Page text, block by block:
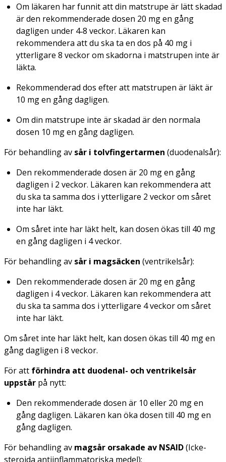
Om läkaren har funnit att din matstrupe är lätt skadad
är den rekommenderade dosen 20 mg en gång
dagligen under 4‑8 veckor. Läkaren kan
rekommendera att du ska ta en dos på 40 mg i
ytterligare 8 veckor om skadorna i matstrupen inte är
läkta.
Rekommenderad dos efter att matstrupen är läkt är
10 mg en gång dagligen.
Om din matstrupe inte är skadad är den normala
dosen 10 mg en gång dagligen.
För behandling av sår i tolvfingertarmen (duodenalsår):
Den rekommenderade dosen är 20 mg en gång
dagligen i 2 veckor. Läkaren kan rekommendera att
du ska ta samma dos i ytterligare 2 veckor om såret
inte har läkt.
Om såret inte har läkt helt, kan dosen ökas till 40 mg
en gång dagligen i 4 veckor.
För behandling av sår i magsäcken (ventrikelsår):
Den rekommenderade dosen är 20 mg en gång
dagligen i 4 veckor. Läkaren kan rekommendera att
du ska ta samma dos i ytterligare 4 veckor om såret
inte har läkt.
Om såret inte har läkt helt, kan dosen ökas till 40 mg en
gång dagligen i 8 veckor.
För att förhindra att duodenal- och ventrikelsår
uppstår på nytt:
Den rekommenderade dosen är 10 eller 20 mg en
gång dagligen. Läkaren kan öka dosen till 40 mg en
gång dagligen.
För behandling av magsår orsakade av NSAID(Icke-
steroida antiinflammatoriska medel):